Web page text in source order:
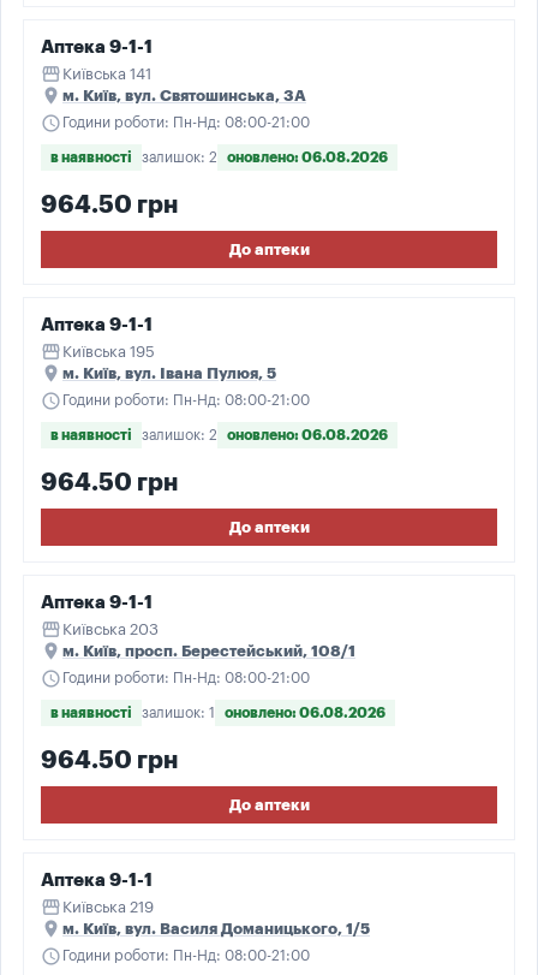
Аптека 9-1-1
storefront Київська 141
place м. Київ, вул. Святошинська, 3А
schedule Години роботи: Пн-Нд: 08:00-21:00
в наявності залишок: 2 оновлено: 06.08.2026
964.50 грн
До аптеки
Аптека 9-1-1
storefront Київська 195
place м. Київ, вул. Івана Пулюя, 5
schedule Години роботи: Пн-Нд: 08:00-21:00
в наявності залишок: 2 оновлено: 06.08.2026
964.50 грн
До аптеки
Аптека 9-1-1
storefront Київська 203
place м. Київ, просп. Берестейський, 108/1
schedule Години роботи: Пн-Нд: 08:00-21:00
в наявності залишок: 1 оновлено: 06.08.2026
964.50 грн
До аптеки
Аптека 9-1-1
storefront Київська 219
place м. Київ, вул. Василя Доманицького, 1/5
schedule Години роботи: Пн-Нд: 08:00-21:00